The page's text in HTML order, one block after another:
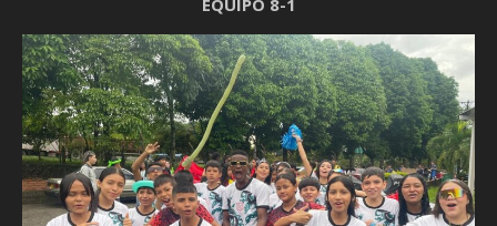
EQUIPO 8-1